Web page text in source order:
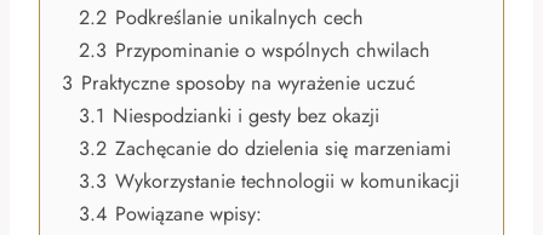
2.2 Podkreślanie unikalnych cech
2.3 Przypominanie o wspólnych chwilach
3 Praktyczne sposoby na wyrażenie uczuć
3.1 Niespodzianki i gesty bez okazji
3.2 Zachęcanie do dzielenia się marzeniami
3.3 Wykorzystanie technologii w komunikacji
3.4 Powiązane wpisy: